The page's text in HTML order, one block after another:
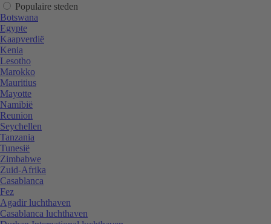
Populaire steden
Botswana
Egypte
Kaapverdië
Kenia
Lesotho
Marokko
Mauritius
Mayotte
Namibië
Reunion
Seychellen
Tanzania
Tunesië
Zimbabwe
Zuid-Afrika
Casablanca
Fez
Agadir luchthaven
Casablanca luchthaven